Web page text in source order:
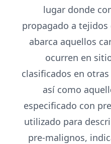
lugar donde
propagado a tejidos
abarca aquellos
ocurren en
clasificados en
así como
especificado con
utilizado para
pre-malignos,